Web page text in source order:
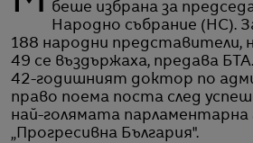
беше избрана за
Народно събрание (НС).
188 народни представители,
49 се въздържаха, предава БТА.
42-годишният доктор по
право поема поста след
най-голямата парламентарна
„Прогресивна България".